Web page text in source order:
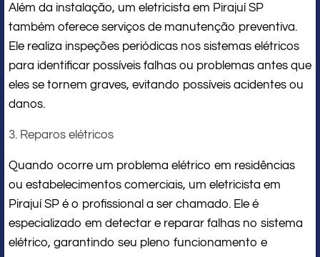
Além da instalação, um eletricista em Pirajuí SP
também oferece serviços de manutenção preventiva.
Ele realiza inspeções periódicas nos sistemas elétricos
para identificar possíveis falhas ou problemas antes que
eles se tornem graves, evitando possíveis acidentes ou
danos.
3. Reparos elétricos
Quando ocorre um problema elétrico em residências
ou estabelecimentos comerciais, um eletricista em
Pirajuí SP é o profissional a ser chamado. Ele é
especializado em detectar e reparar falhas no sistema
elétrico, garantindo seu pleno funcionamento e